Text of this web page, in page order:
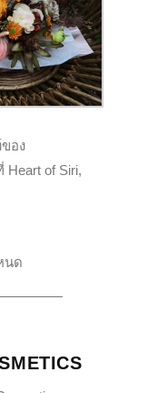
อง
Heart of Siri,
นด